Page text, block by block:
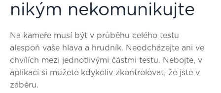
nikým nekomunikujte
Na kameře musí být v průběhu celého testu
alespoň vaše hlava a hrudník. Neodcházejte ani ve
chvílích mezi jednotlivými částmi testu. Nebojte, v
aplikaci si můžete kdykoliv zkontrolovat, že jste v
záběru.